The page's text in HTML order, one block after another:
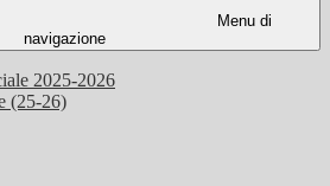
Menu di
navigazione
2025-2026
(25-26)